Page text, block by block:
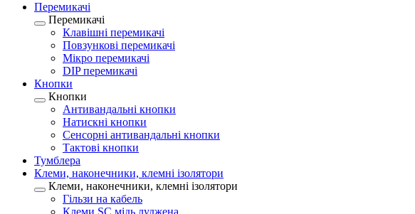
Перемикачі
Перемикачі
Клавішні перемикачі
Повзункові перемикачі
Мікро перемикачі
DIP перемикачі
Кнопки
Кнопки
Антивандальні кнопки
Натискні кнопки
Сенсорні антивандальні кнопки
Тактові кнопки
Тумблера
Клеми, наконечники, клемні ізолятори
Клеми, наконечники, клемні ізолятори
Гільзи на кабель
Клеми SC мідь луджена